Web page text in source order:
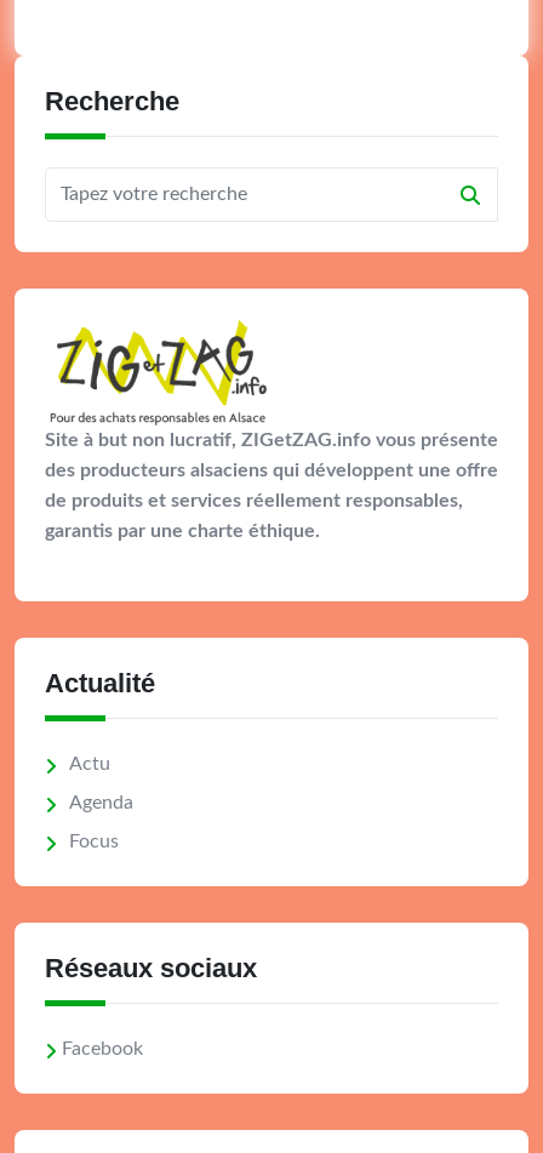
Recherche
Site à but non lucratif, ZIGetZAG.info vous présente
des producteurs alsaciens qui développent une offre
de produits et services réellement responsables,
garantis par une charte éthique.
Actualité
Actu
Agenda
Focus
Réseaux sociaux
Facebook